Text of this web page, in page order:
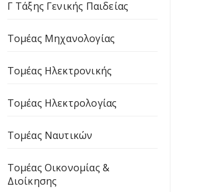
Γ Τάξης Γενικής Παιδείας
Τομέας Μηχανολογίας
Τομέας Ηλεκτρονικής
Τομέας Ηλεκτρολογίας
Τομέας Ναυτικών
Τομέας Οικονομίας &
Διοίκησης